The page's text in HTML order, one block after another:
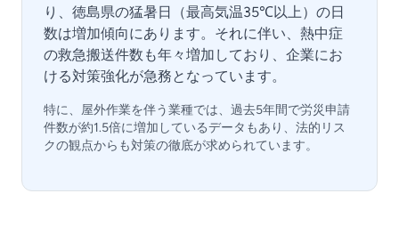
り、徳島県の猛暑日（最高気温35℃以上）の日
数は増加傾向にあります。それに伴い、熱中症
の救急搬送件数も年々増加しており、企業にお
ける対策強化が急務となっています。
特に、屋外作業を伴う業種では、過去5年間で労災申請
件数が約1.5倍に増加しているデータもあり、法的リス
クの観点からも対策の徹底が求められています。